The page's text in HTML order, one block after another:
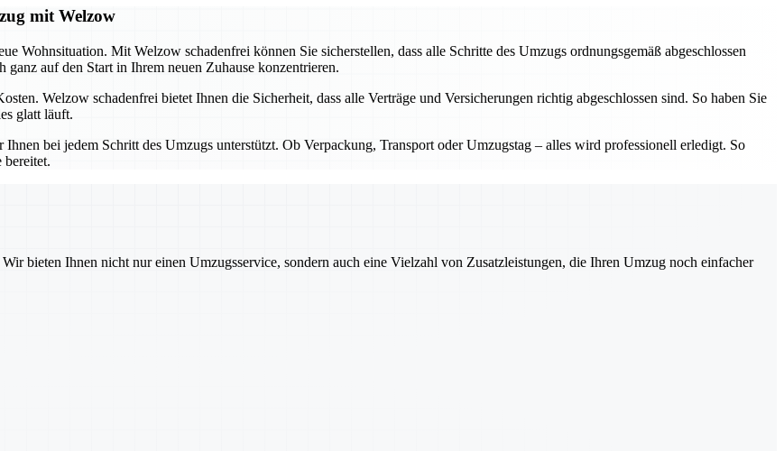
mit Welzow
Wohnsituation. Mit Welzow schadenfrei können Sie sicherstellen, dass alle Schritte des Umzugs ordnungsgemäß abgeschlossen
auf den Start in Ihrem neuen Zuhause konzentrieren.
Welzow schadenfrei bietet Ihnen die Sicherheit, dass alle Verträge und Versicherungen richtig abgeschlossen sind. So haben Sie
glatt läuft.
bei jedem Schritt des Umzugs unterstützt. Ob Verpackung, Transport oder Umzugstag – alles wird professionell erledigt. So
bereitet.
bieten Ihnen nicht nur einen Umzugsservice, sondern auch eine Vielzahl von Zusatzleistungen, die Ihren Umzug noch einfacher